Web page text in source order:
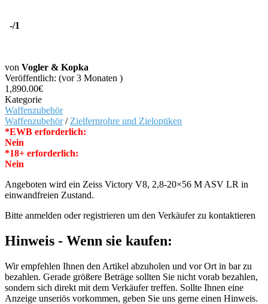
-/1
von Vogler & Kopka
Veröffentlich: (vor 3 Monaten )
1,890.00€
Kategorie
Waffenzubehör
Waffenzubehör/ Zielfernrohre und Zieloptiken
*EWB erforderlich:
Nein
*18+ erforderlich:
Nein
Angeboten wird ein Zeiss Victory V8, 2,8-20×56 M ASV LR in
einwandfreien Zustand.
Bitte anmelden oder registrieren um den Verkäufer zu kontaktieren
Hinweis - Wenn sie kaufen:
Wir empfehlen Ihnen den Artikel abzuholen und vor Ort in bar zu
bezahlen. Gerade größere Beträge sollten Sie nicht vorab bezahlen,
sondern sich direkt mit dem Verkäufer treffen. Sollte Ihnen eine
Anzeige unseriös vorkommen, geben Sie uns gerne einen Hinweis.